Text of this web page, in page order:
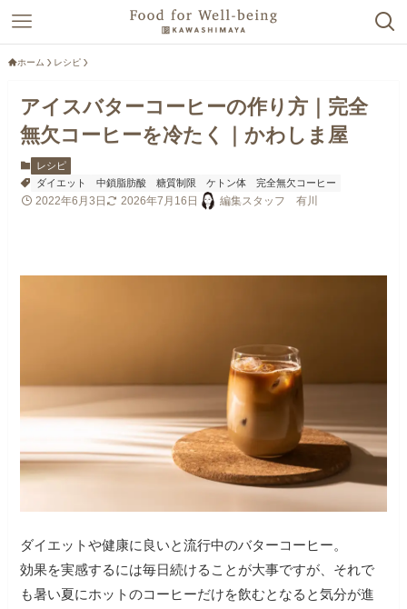
ホーム レシピ
アイスバターコーヒーの作り方｜完全
無欠コーヒーを冷たく｜かわしま屋
レシピ
ダイエット
中鎖脂肪酸 糖質制限 ケトン体 完全無欠コーヒー
2022年6月3日 2026年7月16日 編集スタッフ 有川
ダイエットや健康に良いと流行中のバターコーヒー。
効果を実感するには毎日続けることが大事ですが、それで
も暑い夏にホットのコーヒーだけを飲むとなると気分が進